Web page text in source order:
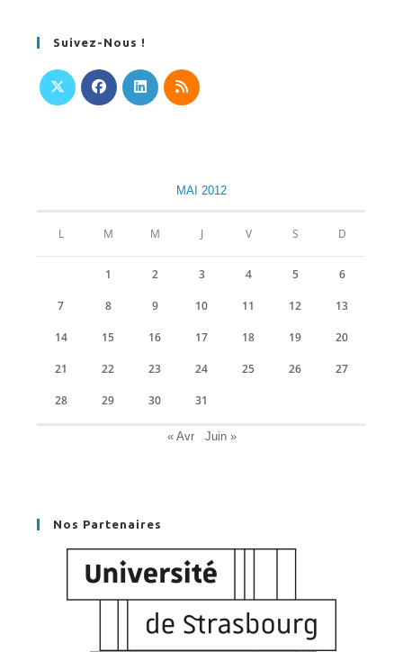
Suivez-Nous !
nouvel
MAI 2012
L M M J V S D
1 2 3 4 5 6
7 8 9 10 11 12 13
14 15 16 17 18 19 20
21 22 23 24 25 26 27
28 29 30 31
« Avr Juin »
Nos Partenaires